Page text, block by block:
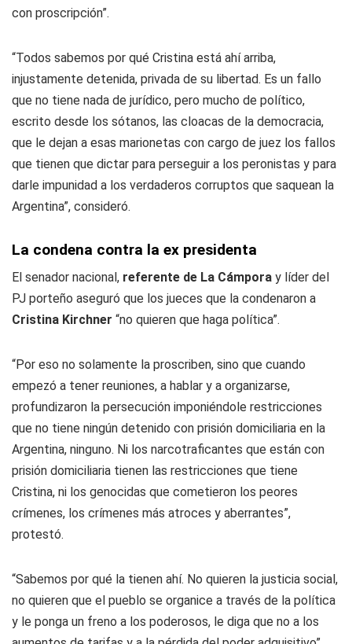
con proscripción”.
“Todos sabemos por qué Cristina está ahí arriba,
injustamente detenida, privada de su libertad. Es un fallo
que no tiene nada de jurídico, pero mucho de político,
escrito desde los sótanos, las cloacas de la democracia,
que le dejan a esas marionetas con cargo de juez los fallos
que tienen que dictar para perseguir a los peronistas y para
darle impunidad a los verdaderos corruptos que saquean la
Argentina”, consideró.
La condena contra la ex presidenta
El senador nacional, referente de La Cámpora y líder del
PJ porteño aseguró que los jueces que la condenaron a
Cristina Kirchner “no quieren que haga política”.
“Por eso no solamente la proscriben, sino que cuando
empezó a tener reuniones, a hablar y a organizarse,
profundizaron la persecución imponiéndole restricciones
que no tiene ningún detenido con prisión domiciliaria en la
Argentina, ninguno. Ni los narcotraficantes que están con
prisión domiciliaria tienen las restricciones que tiene
Cristina, ni los genocidas que cometieron los peores
crímenes, los crímenes más atroces y aberrantes”,
protestó.
“Sabemos por qué la tienen ahí. No quieren la justicia social,
no quieren que el pueblo se organice a través de la política
y le ponga un freno a los poderosos, le diga que no a los